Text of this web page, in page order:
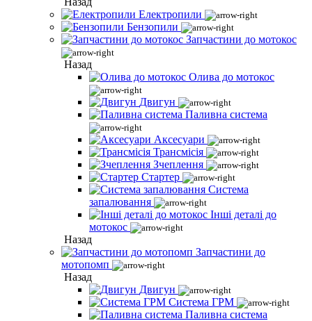
Електропили
Бензопили
Запчастини до мотокос
Назад
Олива до мотокос
Двигун
Паливна система
Аксесуари
Трансмісія
Зчеплення
Стартер
Система
запалювання
Інші деталі до
мотокос
Назад
Запчастини до
мотопомп
Назад
Двигун
Система ГРМ
Паливна система